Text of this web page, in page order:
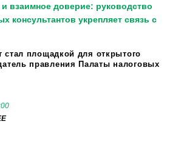
взаимное доверие: руководство
консультантов укрепляет связь с
стал площадкой для открытого
правления Палаты налоговых